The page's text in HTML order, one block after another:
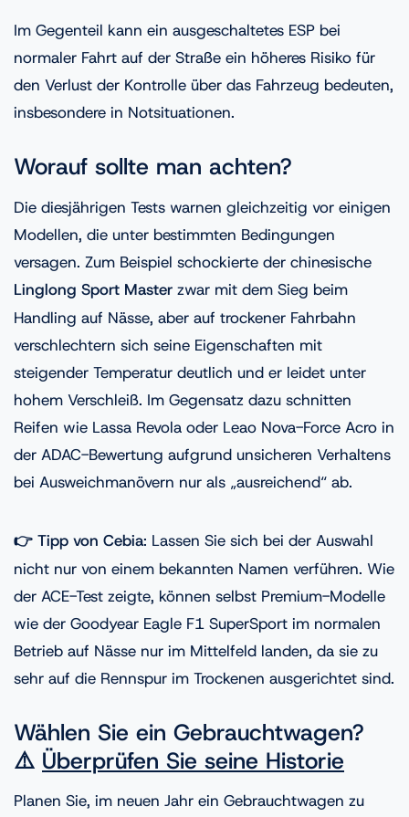
Im Gegenteil kann ein ausgeschaltetes ESP bei
normaler Fahrt auf der Straße ein höheres Risiko für
den Verlust der Kontrolle über das Fahrzeug bedeuten,
insbesondere in Notsituationen.
Worauf sollte man achten?
Die diesjährigen Tests warnen gleichzeitig vor einigen
Modellen, die unter bestimmten Bedingungen
versagen. Zum Beispiel schockierte der chinesische
Linglong Sport Master zwar mit dem Sieg beim
Handling auf Nässe, aber auf trockener Fahrbahn
verschlechtern sich seine Eigenschaften mit
steigender Temperatur deutlich und er leidet unter
hohem Verschleiß. Im Gegensatz dazu schnitten
Reifen wie Lassa Revola oder Leao Nova-Force Acro in
der ADAC-Bewertung aufgrund unsicheren Verhaltens
bei Ausweichmanövern nur als „ausreichend“ ab.
👉 Tipp von Cebia: Lassen Sie sich bei der Auswahl
nicht nur von einem bekannten Namen verführen. Wie
der ACE-Test zeigte, können selbst Premium-Modelle
wie der Goodyear Eagle F1 SuperSport im normalen
Betrieb auf Nässe nur im Mittelfeld landen, da sie zu
sehr auf die Rennspur im Trockenen ausgerichtet sind.
Wählen Sie ein Gebrauchtwagen?
⚠️ Überprüfen Sie seine Historie
Planen Sie, im neuen Jahr ein Gebrauchtwagen zu